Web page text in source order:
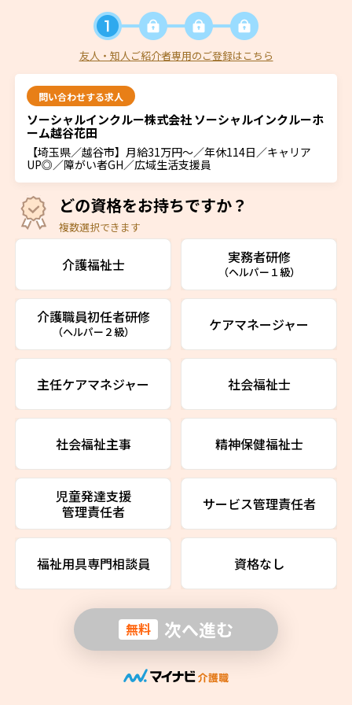
友人・知人ご紹介者専用のご登録はこちら
問い合わせする求人
ソーシャルインクルー株式会社 ソーシャルインクルーホ
ーム越谷花田
【埼玉県／越谷市】月給31万円～／年休114日／キャリア
UP◎／障がい者GH／広域生活支援員
どの資格をお持ちですか？
複数選択できます
介護福祉士 実務者研修
（ヘルパー１級）
介護職員初任者研修
（ヘルパー２級） ケアマネージャー
主任ケアマネジャー 社会福祉士
社会福祉主事 精神保健福祉士
児童発達支援
管理責任者
サービス管理責任者
福祉用具専門相談員 資格なし
無料 次へ進む